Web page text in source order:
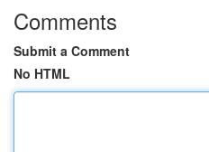
Comments
Submit a Comment
No HTML